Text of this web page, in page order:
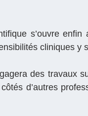
s’ouvre
cliniques y
des travaux
d’autres